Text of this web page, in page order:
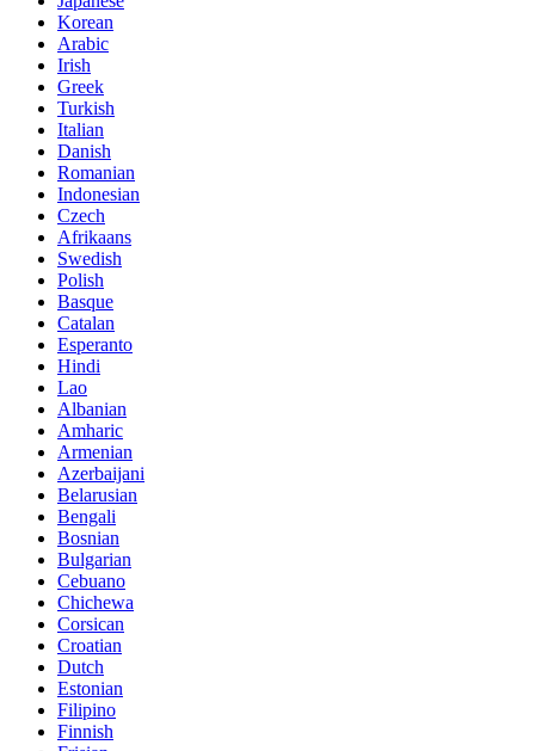
Korean
Arabic
Irish
Greek
Turkish
Italian
Danish
Romanian
Indonesian
Czech
Afrikaans
Swedish
Polish
Basque
Catalan
Esperanto
Hindi
Lao
Albanian
Amharic
Armenian
Azerbaijani
Belarusian
Bengali
Bosnian
Bulgarian
Cebuano
Chichewa
Corsican
Croatian
Dutch
Estonian
Filipino
Finnish